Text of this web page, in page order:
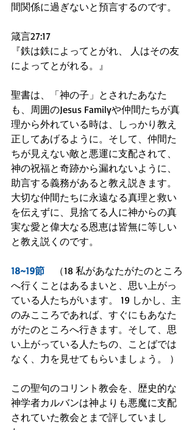
間関係に過ぎないと預言するのです。
箴言27:17
『鉄は鉄によってとがれ、 人はその友
によってとがれる。』
聖書は、「神の子」とされたあなた
も、周囲のJesus Familyや仲間たちが真
理から外れている時は、しっかり教え
正してあげるように。そして、仲間た
ちが見えない敵と悪運に支配されて、
神の祝福と奇跡から漏れないように、
助言する義務があると教え説きます。
大切な仲間たちに永遠なる真理と救い
を伝えずに、見捨てる人に神からの真
実な愛と偉大なる恩恵は皆無に等しい
と教え説くのです。
18~19節 （18 私があなたがたのところ
へ行くことはあるまいと、思い上がっ
ている人たちがいます。 19 しかし、主
のみこころであれば、すぐにもあなた
がたのところへ行きます。そして、思
い上がっている人たちの、ことばでは
なく、力を見せてもらいましょう。 ）
この聖句のコリント教会を、歴史的な
神学者カルバンは神よりも悪魔に支配
されていた教会とまで評していまし